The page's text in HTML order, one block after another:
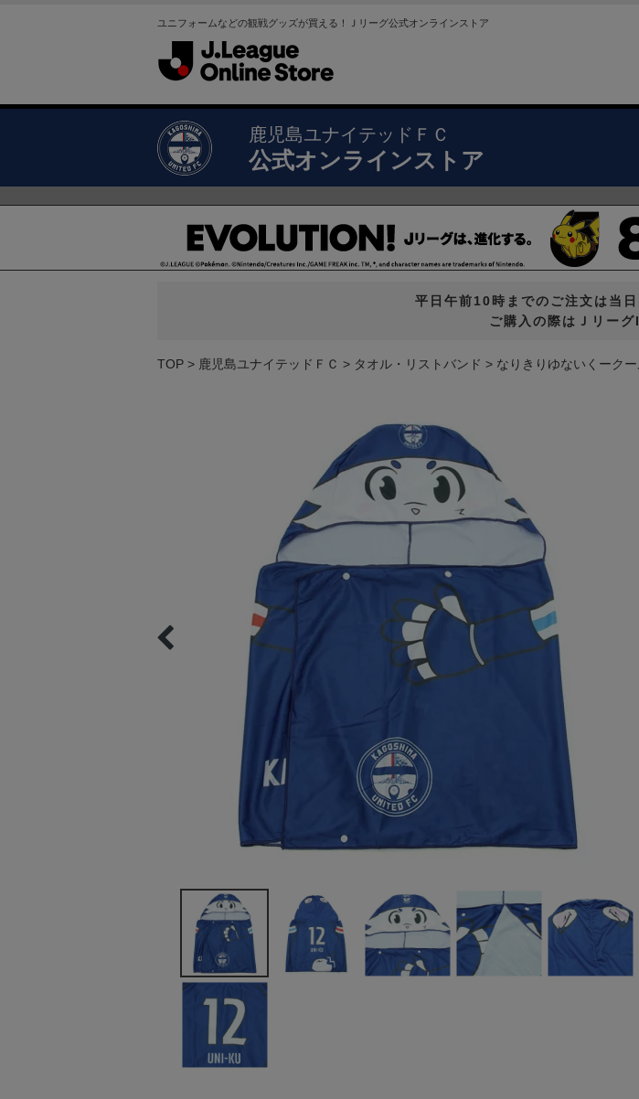
ユニフォームなどの観戦グッズが買える！Ｊリーグ公式オンラインストア
鹿児島ユナイテッドＦＣ
公式オンラインストア
平日午前10時までのご注文は当
ご購入の際はＪリーグ
TOP 鹿児島ユナイテッドＦＣ タオル・リストバンド なりきりゆないくーク